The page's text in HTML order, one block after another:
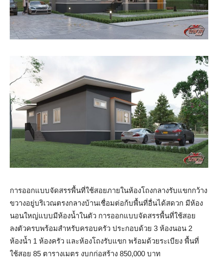
การออกแบบจัดสรรพื้นที่ใช้สอยภายในห้องโถงกลางรับแขกกว้าง
ขวางอยู่บริเวณตรงกลางบ้านเชื่อมต่อก้บพื้นที่อื่นได้สดวก มีห้อง
นอนใหญ่แบบมีห้องน้ำในตัว การออกแบบจัดสรรพื้นที่ใช้สอย
ลงตัวครบพร้อมสำหรับครอบครัว ประกอบด้วย 3 ห้องนอน 2
ห้องน้ำ 1 ห้องครัว และห้องโถงรับแขก พร้อมด้วยระเบียง พื้นที่
ใช้สอย 85 ตารางเมตร งบกก่อสร้าง 850,000 บาท